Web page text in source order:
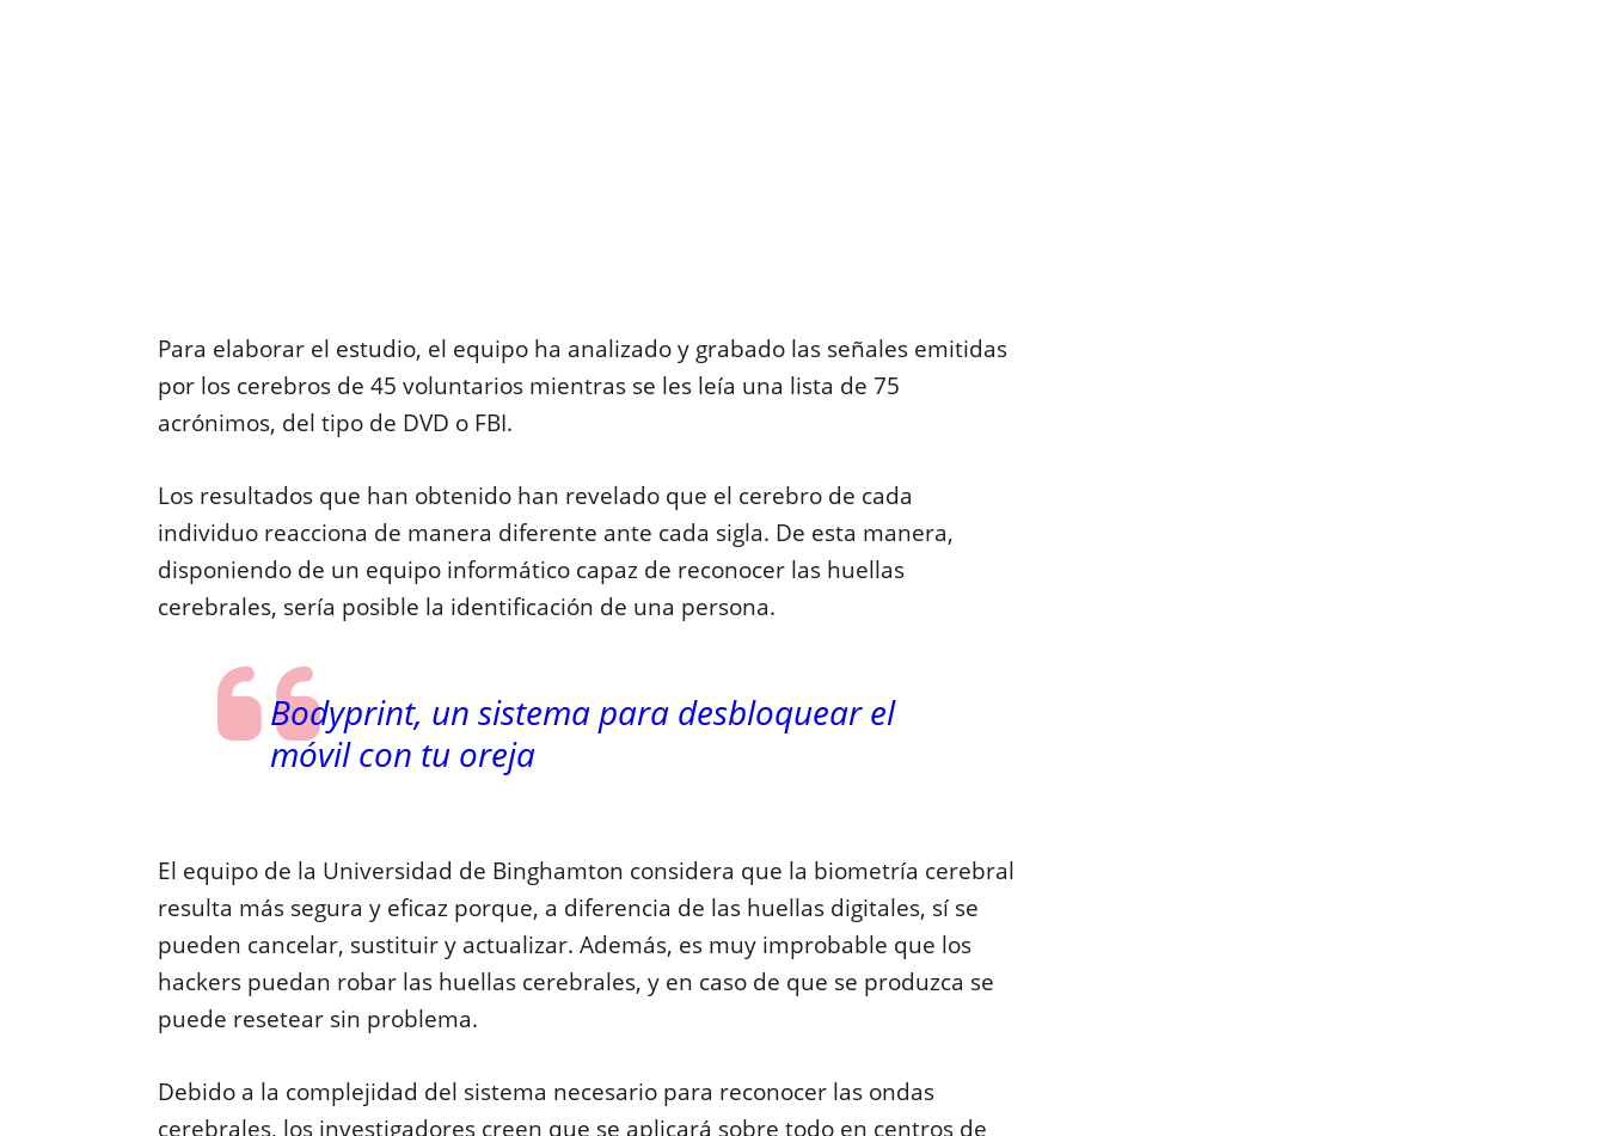
Para elaborar el estudio, el equipo ha analizado y grabado las señales emitidas
por los cerebros de 45 voluntarios mientras se les leía una lista de 75
acrónimos, del tipo de DVD o FBI.
Los resultados que han obtenido han revelado que el cerebro de cada
individuo reacciona de manera diferente ante cada sigla. De esta manera,
disponiendo de un equipo informático capaz de reconocer las huellas
cerebrales, sería posible la identificación de una persona.
Bodyprint, un sistema para desbloquear el
móvil con tu oreja
El equipo de la Universidad de Binghamton considera que la biometría cerebral
resulta más segura y eficaz porque, a diferencia de las huellas digitales, sí se
pueden cancelar, sustituir y actualizar. Además, es muy improbable que los
hackers puedan robar las huellas cerebrales, y en caso de que se produzca se
puede resetear sin problema.
Debido a la complejidad del sistema necesario para reconocer las ondas
cerebrales, los investigadores creen que se aplicará sobre todo en centros de